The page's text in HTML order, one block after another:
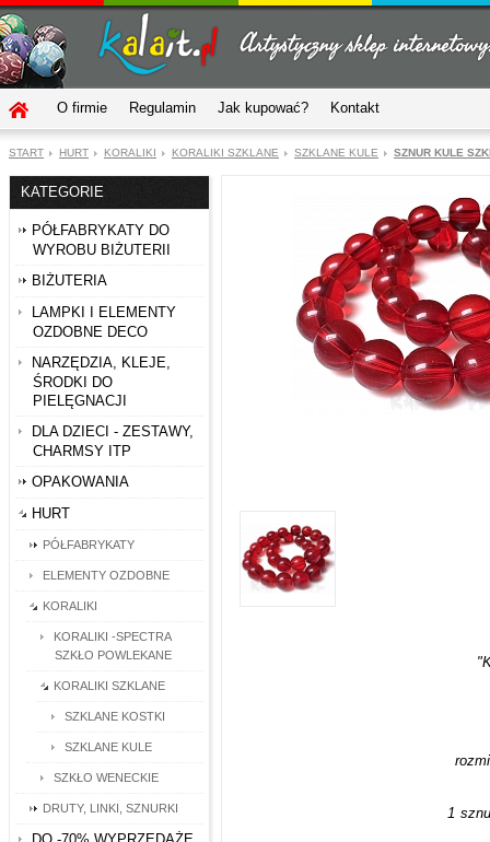
O firmie Regulamin Jak kupować? Kontakt
START HURT KORALIKI KORALIKI SZKLANE SZKLANE KULE SZNUR KULE
KATEGORIE
PÓŁFABRYKATY DO
WYROBU BIŻUTERII
BIŻUTERIA
LAMPKI I ELEMENTY
OZDOBNE DECO
NARZĘDZIA, KLEJE,
ŚRODKI DO
PIELĘGNACJI
DLA DZIECI - ZESTAWY,
CHARMSY ITP
OPAKOWANIA
HURT
PÓŁFABRYKATY
ELEMENTY OZDOBNE
KORALIKI
KORALIKI -SPECTRA
SZKŁO POWLEKANE
KORALIKI SZKLANE
SZKLANE KOSTKI
SZKLANE KULE
SZKŁO WENECKIE
DRUTY, LINKI, SZNURKI 1